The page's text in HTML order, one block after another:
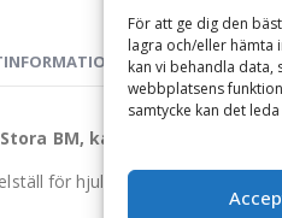
För att ge dig den
lagra och/eller hämta
kan vi behandla
webbplatsens
samtycke kan det
GARANTI
BM, kapacitet 5290 kg,
för hjullastare och större